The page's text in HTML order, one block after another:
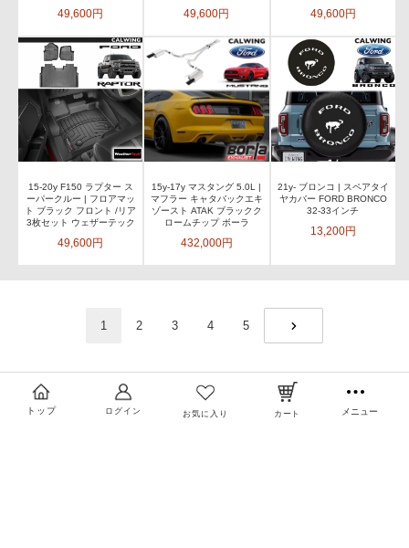
49,600円 49,600円 49,600円
15-20y F150 ラプター ス
ーパークルー | フロアマッ
ト ブラック フロント /リア
3枚セット ウェザーテック
49,600円
15y-17y マスタング 5.0L |
マフラー キャタバックエキ
ゾースト ATAK ブラックク
ロームチップ ボーラ
432,000円
21y- ブロンコ | スペアタイ
ヤカバー FORD BRONCO
32-33インチ
13,200円
1 2 3 4
5
トップ ログイン お気に入り カート メニュー